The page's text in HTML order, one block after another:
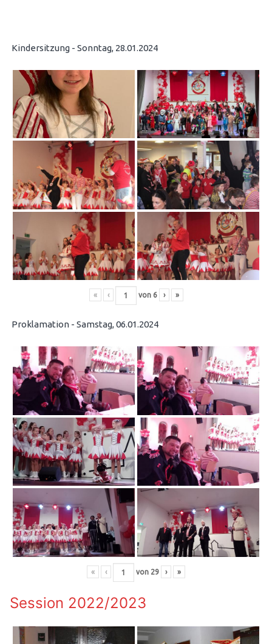
Kindersitzung - Sonntag, 28.01.2024
« ‹ von 6 › »
Proklamation - Samstag, 06.01.2024
« ‹ von 29 › »
Session 2022/2023